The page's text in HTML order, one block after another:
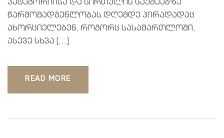
კატეგორიისა და სირთულის საქმეებზე
წარმომადგენლობას დღემდე პირადადაც
ახორციელებენ, როგორც სასამართლოში,
ასევე სხვა […]
READ MORE